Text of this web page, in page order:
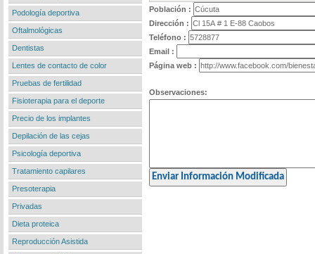
Podología deportiva
Oftalmológicas
Dentistas
Lentes de contacto de color
Pruebas de fertilidad
Fisioterapia para el deporte
Precio de los implantes
Depilación de las cejas
Psicología deportiva
Tratamiento capilares
Presoterapia
Privadas
Dieta proteica
Reproducción Asistida
Población :
Dirección :
Teléfono :
Email :
Página web :
Observaciones: